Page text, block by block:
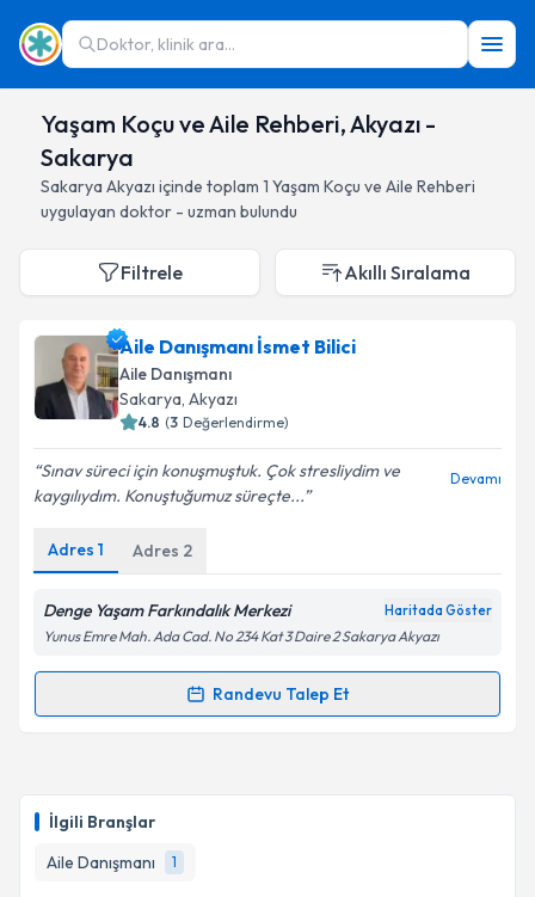
Doktor, klinik ara...
Yaşam Koçu ve Aile Rehberi, Akyazı -
Sakarya
Sakarya Akyazı içinde toplam 1 Yaşam Koçu ve Aile Rehberi
uygulayan doktor - uzman bulundu
İlgili Branşlar
Aile Danışmanı
1
Filtrele Akıllı Sıralama
Aile Danışmanı İsmet Bilici
Aile Danışmanı
Sakarya, Akyazı
4.8 (3 Değerlendirme)
Sınav süreci için konuşmuştuk. Çok stresliydim ve
kaygılıydım. Konuştuğumuz süreçte...
Devamı
Adres 1 Adres 2
Denge Yaşam Farkındalık Merkezi Haritada Göster
Yunus Emre Mah. Ada Cad. No 234 Kat 3 Daire 2 Sakarya Akyazı
Randevu Talep Et
Randevu Takvimi Talebi
için bir takvim hazırlandığında e-posta ile
bilgilendireceğiz.